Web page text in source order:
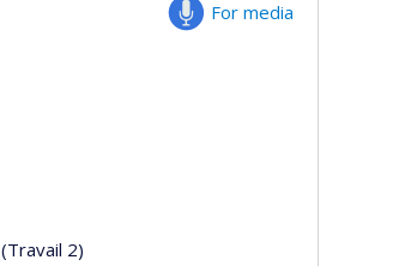
For media
(Travail 2)